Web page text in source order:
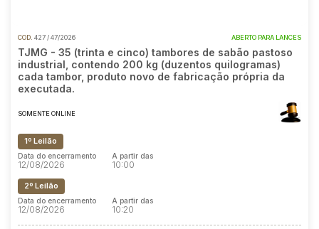
COD. 427 / 47/2026 ABERTO PARA LANCES
TJMG - 35 (trinta e cinco) tambores de sabão pastoso
industrial, contendo 200 kg (duzentos quilogramas)
cada tambor, produto novo de fabricação própria da
executada.
SOMENTE ONLINE
1º Leilão
Data do encerramento
12/08/2026
A partir das
10:00
2º Leilão
Data do encerramento
12/08/2026
A partir das
10:20